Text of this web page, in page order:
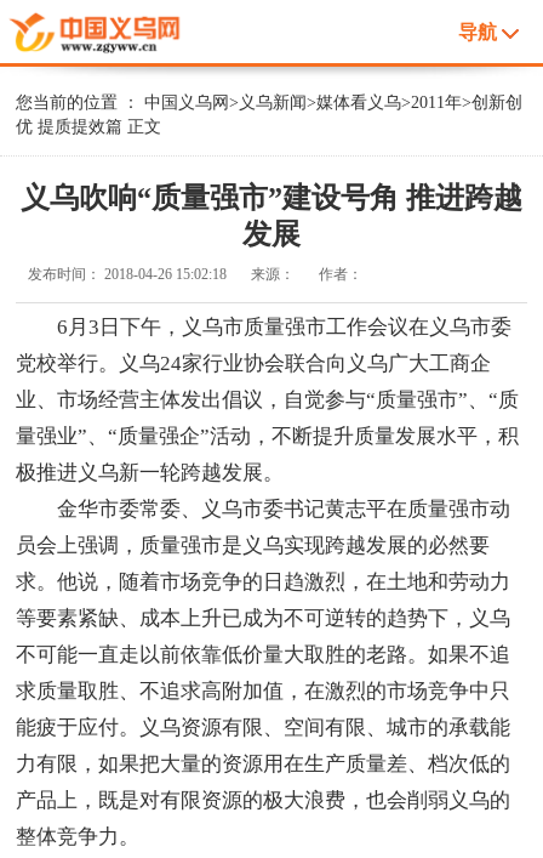
导航
您当前的位置 ：中国义乌网> 义乌新闻>媒体看义乌>2011年>创新创
优 提质提效篇 正文
义乌吹响“质量强市”建设号角 推进跨越
发展
发布时间：2018-04-26 15:02:18 来源： 作者：
6月3日下午，义乌市质量强市工作会议在义乌市委
党校举行。义乌24家行业协会联合向义乌广大工商企
业、市场经营主体发出倡议，自觉参与“质量强市”、“质
量强业”、“质量强企”活动，不断提升质量发展水平，积
极推进义乌新一轮跨越发展。
金华市委常委、义乌市委书记黄志平在质量强市动
员会上强调，质量强市是义乌实现跨越发展的必然要
求。他说，随着市场竞争的日趋激烈，在土地和劳动力
等要素紧缺、成本上升已成为不可逆转的趋势下，义乌
不可能一直走以前依靠低价量大取胜的老路。如果不追
求质量取胜、不追求高附加值，在激烈的市场竞争中只
能疲于应付。义乌资源有限、空间有限、城市的承载能
力有限，如果把大量的资源用在生产质量差、档次低的
产品上，既是对有限资源的极大浪费，也会削弱义乌的
整体竞争力。